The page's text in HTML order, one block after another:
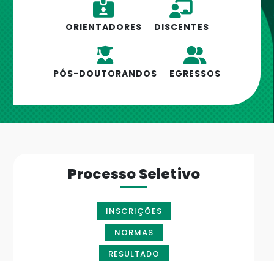
ORIENTADORES DISCENTES
PÓS-DOUTORANDOS EGRESSOS
Processo Seletivo
INSCRIÇÕES
NORMAS
RESULTADO